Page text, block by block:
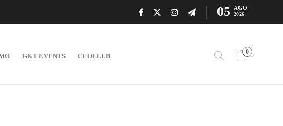
05 AGO
2026
G&T EVENTS CEOCLUB
0